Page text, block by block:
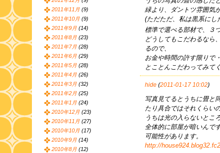
緑より、ダントツ雰囲気
(ただただ、私は黒系にし
標準で選べる部材で、３
どうしてもこだわるなら
るので、
お金や時間の許す限りで
とことんこだわってみて
hide (2011-01-17 10:02)
写真見てるとうちに畳と
たり具合ではそれくらい
うちは光の入らないとこ
全体的に部屋が暗いんで
可能性があります。
http://
2011年11月 (9)
2011年10月 (9)
2011年9月 (14)
2011年8月 (23)
2011年7月 (28)
2011年6月 (29)
2011年5月 (28)
2011年4月 (26)
2011年3月 (32)
2011年2月 (25)
2011年1月 (24)
2010年12月 (23)
2010年11月 (27)
2010年10月 (17)
2010年9月 (14)
2010年8月 (12)